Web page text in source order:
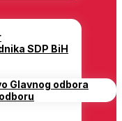
SDP BiH
Glavnog odbora